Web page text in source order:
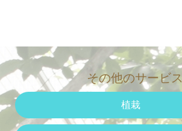
その他のサービス
植栽